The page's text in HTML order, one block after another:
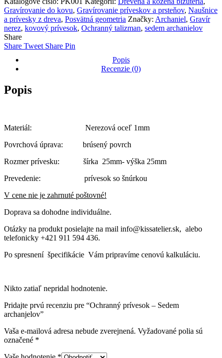
Sedem
archanjelov
Gravírovanie do kovu, Gravírovanie príveskov a prsteňov, Naušnice
a prívesky z dreva, Posvätná geometria Značky: Archaniel, Gravír
nerez, kovový prívesok, Ochranný talizman, sedem archanielov
Share
Share Tweet Share Pin
Popis
Recenzie (0)
Popis
Materiál: Nerezová oceľ 1mm
Povrchová úprava: brúsený povrch
Rozmer prívesku: šírka 25mm- výška 25mm
Prevedenie: prívesok so šnúrkou
V cene nie je zahrnuté poštovné!
Doprava sa dohodne individuálne.
Otázky na produkt posielajte na mail info@kissatelier.sk, alebo
telefonicky +421 911 594 436.
Po spresnení špecifikácie Vám pripravíme cenovú kalkuláciu.
Nikto zatiaľ nepridal hodnotenie.
Pridajte prvú recenziu pre “Ochranný prívesok – Sedem
archanjelov”
Vaša e-mailová adresa nebude zverejnená. Vyžadované polia sú
označené *